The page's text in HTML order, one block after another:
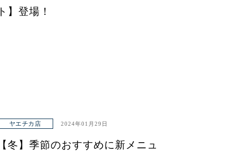
ト】登場！
ヤエチカ店 2024年01月29日
【冬】季節のおすすめに新メニュ